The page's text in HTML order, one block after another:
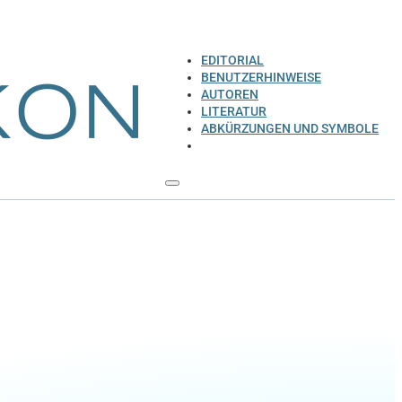
EDITORIAL
BENUTZERHINWEISE
AUTOREN
LITERATUR
ABKÜRZUNGEN UND SYMBOLE